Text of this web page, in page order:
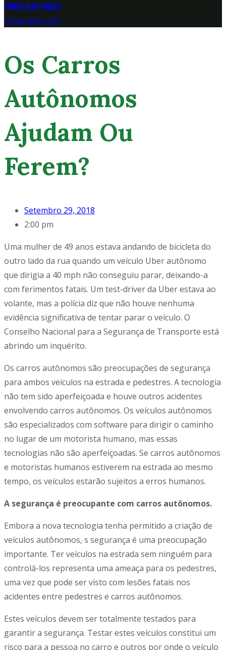
(800) 341-8823
Ligue para nós
Os Carros
Autônomos
Ajudam Ou
Ferem?
Setembro 29, 2018
2:00 pm
Uma mulher de 49 anos estava andando de bicicleta do
outro lado da rua quando um veículo Uber autônomo
que dirigia a 40 mph não conseguiu parar, deixando-a
com ferimentos fatais. Um test-driver da Uber estava ao
volante, mas a polícia diz que não houve nenhuma
evidência significativa de tentar parar o veículo. O
Conselho Nacional para a Segurança de Transporte está
abrindo um inquérito.
Os carros autônomos são preocupações de segurança
para ambos veículos na estrada e pedestres. A tecnologia
não tem sido aperfeiçoada e houve outros acidentes
envolvendo carros autônomos. Os veículos autônomos
são especializados com software para dirigir o caminho
no lugar de um motorista humano, mas essas
tecnologias não são aperfeiçoadas. Se carros autônomos
e motoristas humanos estiverem na estrada ao mesmo
tempo, os veículos estarão sujeitos a erros humanos.
A segurança é preocupante com carros autônomos.
Embora a nova tecnologia tenha permitido a criação de
veículos autônomos, s segurança é uma preocupação
importante. Ter veículos na estrada sem ninguém para
controlá-los representa uma ameaça para os pedestres,
uma vez que pode ser visto com lesões fatais nos
acidentes entre pedestres e carros autônomos.
Estes veículos devem ser totalmente testados para
garantir a segurança. Testar estes veículos constitui um
risco para a pessoa no carro e outros por onde o veículo